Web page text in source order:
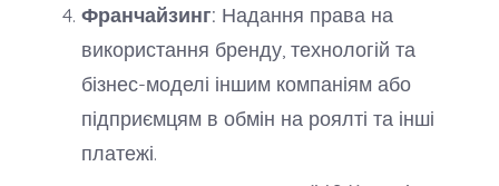
Франчайзинг: Надання права на
використання бренду, технологій та
бізнес-моделі іншим компаніям або
підприємцям в обмін на роялті та інші
платежі.